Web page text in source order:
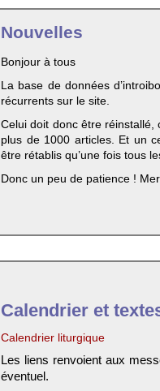
Nouvelles
Bonjour à tous
La base de données
récurrents sur le site.
Celui doit donc être
plus de 1000 articles. Et un
être rétablis qu’une fois tous
Donc un peu de patience !
Calendrier et
Calendrier liturgique
Les liens renvoient aux
éventuel.